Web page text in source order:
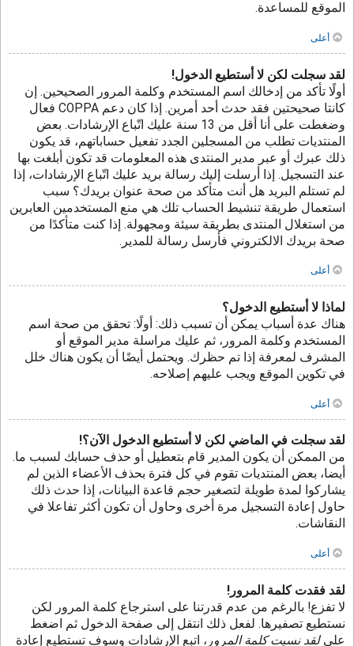
الموقع للمساعدة.
أعلى
لقد سجلت لكن لا أستطيع الدخول!
أولًا تأكد من إدخالك اسم المستخدم وكلمة المرور الصحيحين. إن
كانتا صحيحتين فقد حدث أحد أمرين. إذا كان دعم COPPA فعال
وضغطت على أنا أقل من 13 سنة عليك اتّباع الإرشادات. بعض
المنتديات تطلب من المسجلين الجدد تفعيل حساباتهم، قد يكون
ذلك عبرك أو عبر مدير المنتدى هذه المعلومات قد تكون أبلغت بها
عند التسجيل. إذا أرسلت إليك رسالة بريد عليك اتّباع الإرشادات، إذا
لم تستلم البريد هل أنت متأكد من صحة عنوان بريدك؟ سبب
استعمال طريقة تنشيط الحساب تلك هي منع المستخدمين العابرين
من استغلال المنتدى بطريقة سيئة ومجهولة. إذا كنت متأكدًا من
صحة بريدك الالكتروني فأرسل رسالة للمدير.
أعلى
لماذا لا أستطيع الدخول؟
هناك عدة أسباب يمكن أن تسبب ذلك: أولًا: تحقق من صحة اسم
المستخدم وكلمة المرور، ثم عليك مراسلة مدير الموقع أو
المشرف لمعرفة إذا تم حظرك. ويحتمل أيضًا أن يكون هناك خلل
في تكوين الموقع ويجب عليهم إصلاحه.
أعلى
لقد سجلت في الماضي لكن لا أستطيع الدخول الآن؟!
من الممكن أن يكون المدير قام بتعطيل أو حذف حسابك لسبب ما.
أيضا، بعض المنتديات تقوم في كل فترة بحذف الأعضاء الذين لم
يشاركوا لمدة طويلة لتصغير حجم قاعدة البيانات، إذا حدث ذلك
حاول إعادة التسجيل مرة أخرى وحاول أن تكون أكثر تفاعلا في
النقاشات.
أعلى
لقد فقدت كلمة المرور!
لا تفزع! بالرغم من عدم قدرتنا على استرجاع كلمة المرور لكن
نستطيع تصفيرها. لفعل ذلك انتقل إلى صفحة الدخول ثم اضغط
علىلقد نسيت كلمة المرور ، اتبع الإرشادات وسوف تستطيع إعادة